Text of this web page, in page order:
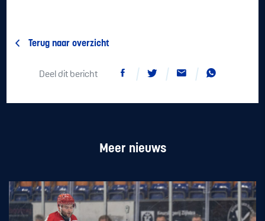
Terug naar overzicht
Deel dit bericht
Meer nieuws